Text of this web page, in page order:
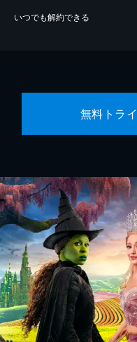
いつでも解約できる
無料トラ